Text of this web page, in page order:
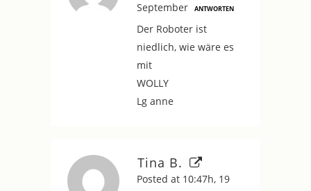
September
ANTWORTEN
Der Roboter ist
niedlich, wie wäre es
mit
WOLLY
Lg anne
Tina B.
Posted at 10:47h, 19